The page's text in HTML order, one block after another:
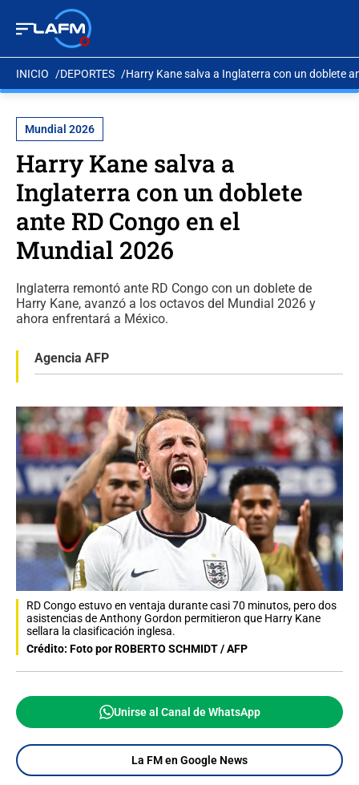
INICIO DEPORTES Harry Kane salva a Inglaterra con un doblete
Mundial 2026
Harry Kane salva a
Inglaterra con un doblete
ante RD Congo en el
Mundial 2026
Inglaterra remontó ante RD Congo con un doblete de
Harry Kane, avanzó a los octavos del Mundial 2026 y
ahora enfrentará a México.
Agencia AFP
RD Congo estuvo en ventaja durante casi 70 minutos, pero dos
asistencias de Anthony Gordon permitieron que Harry Kane
sellara la clasificación inglesa.
Crédito: Foto por ROBERTO SCHMIDT / AFP
Unirse al Canal de WhatsApp
La FM en Google News